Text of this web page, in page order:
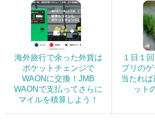
海外旅行で余った外貨は
ポケットチェンジで
WAONに交換！JMB
WAONで支払ってさらに
マイルを積算しよう！
１日１
プリのゲ
当たれ
ット